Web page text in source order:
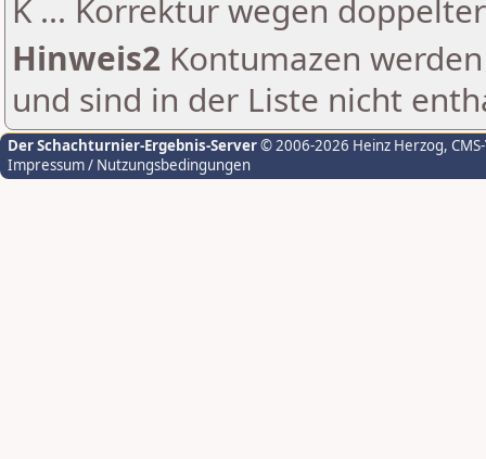
K ... Korrektur wegen
Hinweis2 Kontumazen
und sind in der Liste nicht
Der Schachturnier-Ergebnis-Server© 2006-2026 Heinz Herzog,
Impressum / Nutzungsbedingungen